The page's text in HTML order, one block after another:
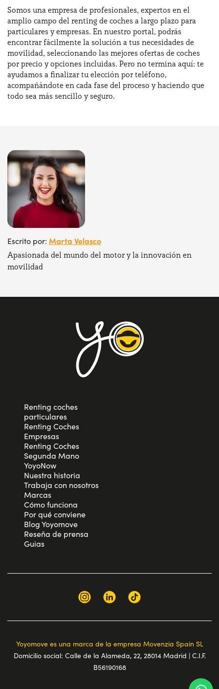
Somos una empresa de profesionales, expertos en el
amplio campo del renting de coches a largo plazo para
particulares y empresas. En nuestro portal, podrás
encontrar fácilmente la solución a tus necesidades de
movilidad, seleccionando las mejores ofertas de coches
por precio y opciones incluidas. Pero no termina aquí: te
ayudamos a finalizar tu elección por teléfono,
acompañándote en cada fase del proceso y haciendo que
todo sea más sencillo y seguro.
Escrito por: Marta Velasco
Apasionada del mundo del motor y la innovación en
movilidad
Renting coches
particulares
Renting Coches
Empresas
Renting Coches
Segunda Mano
YoyoNow
Nuestra historia
Trabaja con nosotros
Marcas
Cómo funciona
Por qué conviene
Blog Yoyomove
Reseña de prensa
Guias
Yoyomove es una marca de la empresa Movenzia Spain SL
Domicilio social: Calle de la Alameda, 22, 28014 Madrid | C.I.F.
B56190168